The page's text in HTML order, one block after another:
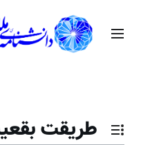
محتوامنوی اصلی
تغییر وضعیت فهرست محتویات
طریقت